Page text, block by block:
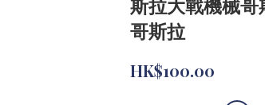
斯拉大戰機械
哥斯拉
HK$100.00